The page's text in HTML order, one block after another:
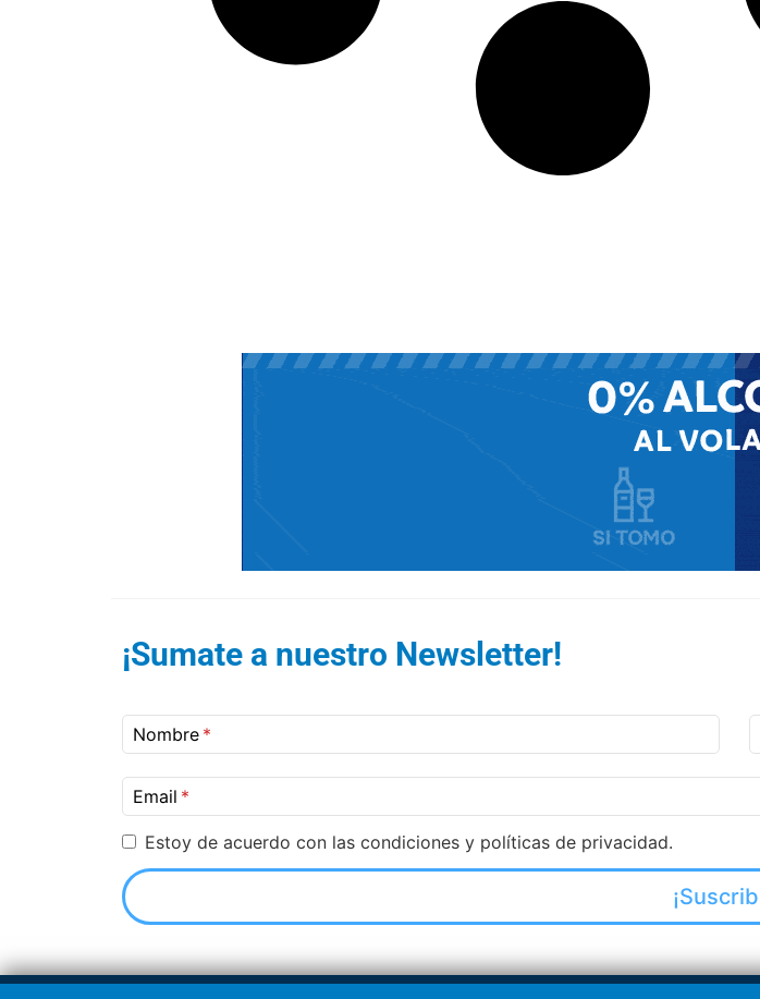
¡Sumate a nuestro Newsletter!
Nombre
Email
Estoy de acuerdo con las condiciones y políticas de privacidad.